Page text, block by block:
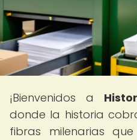
¡Bienvenidos a
donde la historia
fibras milenarias